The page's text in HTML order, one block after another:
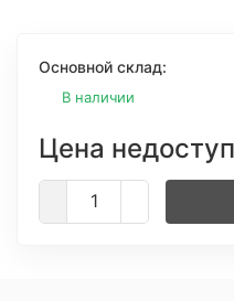
Основной склад:
В наличии
Цена